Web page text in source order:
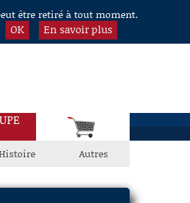
être retiré à tout moment.
OK En savoir plus
Autres